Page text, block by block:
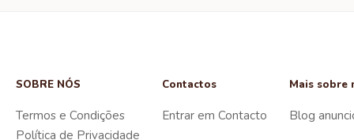
SOBRE NÓS
Termos e Condições
Política de Privacidade
Contactos
Entrar em Contacto
Mais sobre
Blog